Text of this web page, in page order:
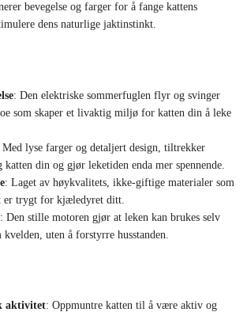
bevegelse og farger for å fange kattens
dens naturlige jaktinstinkt.
: Den elektriske sommerfuglen flyr og svinger
som skaper et livaktig miljø for katten din å leke
Med lyse farger og detaljert design, tiltrekker
katten din og gjør leketiden enda mer spennende.
: Laget av høykvalitets, ikke-giftige materialer som
er trygt for kjæledyret ditt.
: Den stille motoren gjør at leken kan brukes selv
uten å forstyrre husstanden.
aktivitet: Oppmuntre katten til å være aktiv og